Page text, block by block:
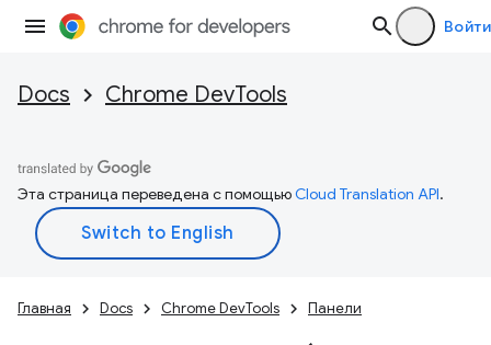
Войти
Docs Chrome DevTools
Эта страница переведена с помощьюCloud Translation API.
Главная Docs Chrome DevTools Панели